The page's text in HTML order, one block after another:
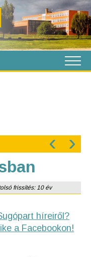
‹ ›
frissítés: 10 év
híreiről?
a Facebookon!